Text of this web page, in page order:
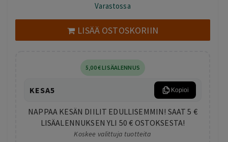
oli:
540,00 €.
169,00 €.
Varastossa
LISÄÄ OSTOSKORIIN
5 ,00€LISÄALENNUS
KESA5 Kopioi
NAPPAA KESÄN DIILIT EDULLISEMMIN! SAAT 5 €
LISÄALENNUKSEN YLI 50 € OSTOKSESTA!
Koskee valittuja tuotteita